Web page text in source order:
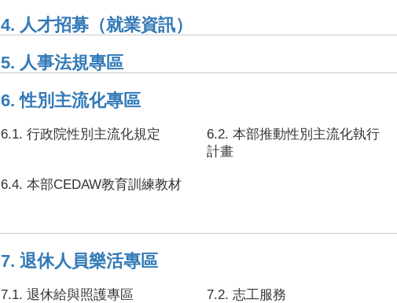
4. 人才招募（就業資訊）
5. 人事法規專區
6. 性別主流化專區
6.1. 行政院性別主流化規定
6.2. 本部推動性別主流化執行
計畫
6.4. 本部CEDAW教育訓練教材
7. 退休人員樂活專區
7.1. 退休給與照護專區 7.2. 志工服務